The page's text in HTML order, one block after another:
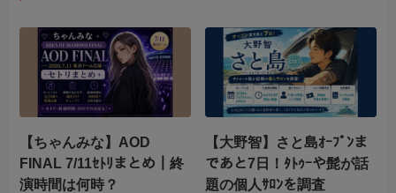
【ちゃんみな】AOD
FINAL 7/11ｾﾄﾘまとめ｜終
演時間は何時？
【大野智】さと島ｵｰﾌﾟﾝま
であと7日！ﾀﾄｩｰや髭が話
題の個人ｻﾛﾝを調査